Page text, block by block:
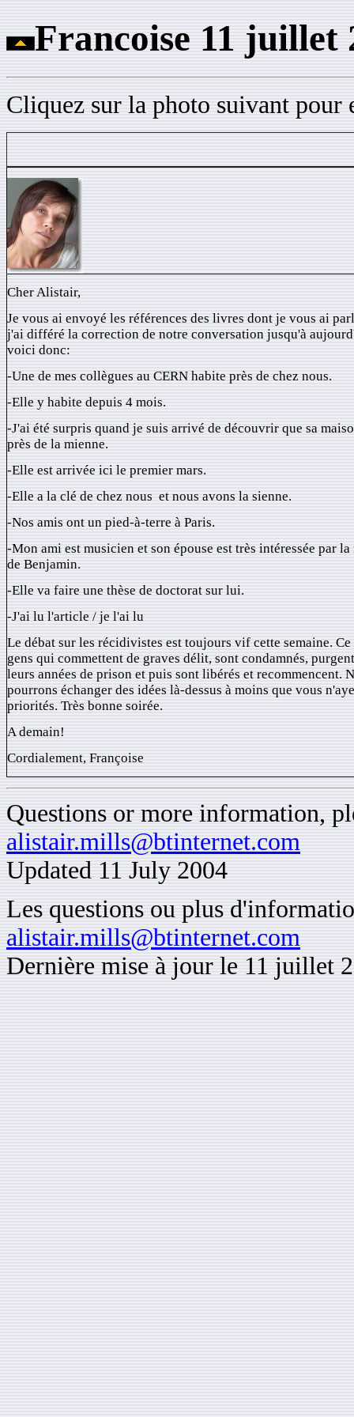
Francoise 11 juillet
Cliquez sur la photo suivant pour
Cher Alistair,
Je vous ai envoyé les références des livres dont je vous ai
j'ai différé la correction de notre conversation jusqu'à
voici donc:
-Une de mes collègues au CERN habite près de chez nous.
-Elle y habite depuis 4 mois.
-J'ai été surpris quand je suis arrivé de découvrir que sa
près de la mienne.
-Elle est arrivée ici le premier mars.
-Elle a la clé de chez nous et nous avons la sienne.
-Nos amis ont un pied-à-terre à Paris.
-Mon ami est musicien et son épouse est très intéressée par la
de Benjamin.
-Elle va faire une thèse de doctorat sur lui.
-J'ai lu l'article / je l'ai lu
Le débat sur les récidivistes est toujours vif cette semaine. Ce
gens qui commettent de graves délit, sont condamnés,
leurs années de prison et puis sont libérés et recommencent.
pourrons échanger des idées là-dessus à moins que vous
priorités. Très bonne soirée.
A demain!
Cordialement, Françoise
Questions or more information,
alistair.mills@btinternet.com
Updated 11 July 2004
Les questions ou plus
alistair.mills@btinternet.com
Dernière mise à jour le 11 juillet